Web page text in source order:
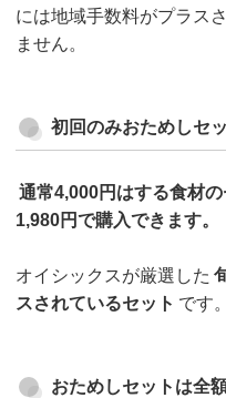
には地域手数料がプラス
ません。
初回のみおためしセ
通常4,000円はする食材
1,980円で購入できます。
オイシックスが厳選した
スされているセット です。
おためしセットは全